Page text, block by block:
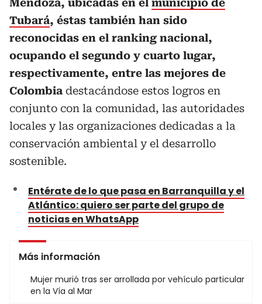
Mendoza, ubicadas en el municipio de
Tubará, éstas también han sido
reconocidas en el ranking nacional,
ocupando el segundo y cuarto lugar,
respectivamente, entre las mejores de
Colombia destacándose estos logros en
conjunto con la comunidad, las autoridades
locales y las organizaciones dedicadas a la
conservación ambiental y el desarrollo
sostenible.
Entérate de lo que pasa en Barranquilla y el
Atlántico: quiero ser parte del grupo de
noticias en WhatsApp
Más información
Mujer murió tras ser arrollada por vehículo particular
en la Vía al Mar